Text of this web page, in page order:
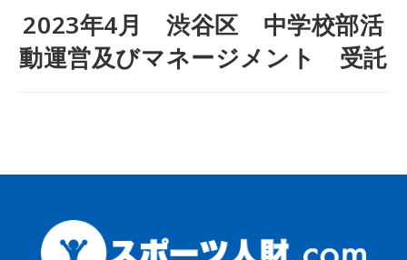
2023年4月 渋谷区 中学校部活
動運営及びマネージメント 受託